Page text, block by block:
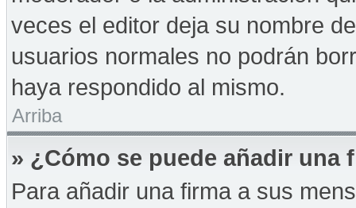
veces el editor deja su nombre
usuarios normales no podrán
haya respondido al mismo.
Arriba
» ¿Cómo se puede añadir una
Para añadir una firma a sus